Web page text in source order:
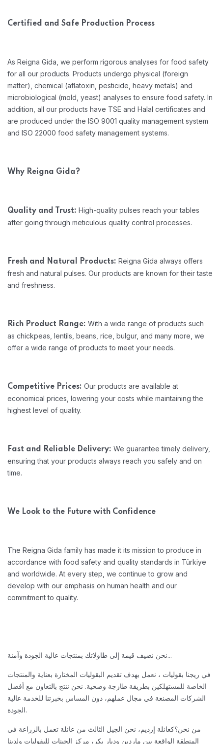
Certified and Safe Production Process
As Reigna Gida, we perform rigorous analyses for food safety
for all our products. Products undergo physical (foreign
matter), chemical (aflatoxin, pesticide, heavy metals) and
microbiological (mold, yeast) analyses to ensure food safety. In
addition, all our products have TSE and Halal certificates and
are produced under the ISO 9001 quality management system
and ISO 22000 food safety management systems.
Why Reigna Gida?
Quality and Trust: High-quality pulses reach your tables
after going through meticulous quality control processes.
Fresh and Natural Products: Reigna Gida always offers
fresh and natural pulses. Our products are known for their taste
and freshness.
Rich Product Range: With a wide range of products such
as chickpeas, lentils, beans, rice, bulgur, and many more, we
offer a wide range of products to meet your needs.
Competitive Prices: Our products are available at
economical prices, lowering your costs while maintaining the
highest level of quality.
Fast and Reliable Delivery: We guarantee timely delivery,
ensuring that your products always reach you safely and on
time.
We Look to the Future with Confidence
The Reigna Gida family has made it its mission to produce in
accordance with food safety and quality standards in Türkiye
and worldwide. At every step, we continue to grow and
develop with our emphasis on human health and our
commitment to quality.
نحن نضيف قيمة إلى طاولاتك بمنتجات عالية الجودة وآمنة...
في ريجنا بقوليات ، نعمل بهدف تقديم البقوليات المختارة بعناية والمنتجات
الخاصة للمستهلكين بطريقة طازجة وصحية. نحن ننتج بالتعاون مع أفضل
الشركات المصنعة في مجال عملهم، دون المساس بخبرتنا للخدمة عالية
الجودة.
من نحن؟كعائلة إرديم، نحن الجيل الثالث من عائلة تعمل بالزراعة في
المنطقة الواقعة بين ماردين وديار بكر، مركز الجينات للبقوليات ولدينا